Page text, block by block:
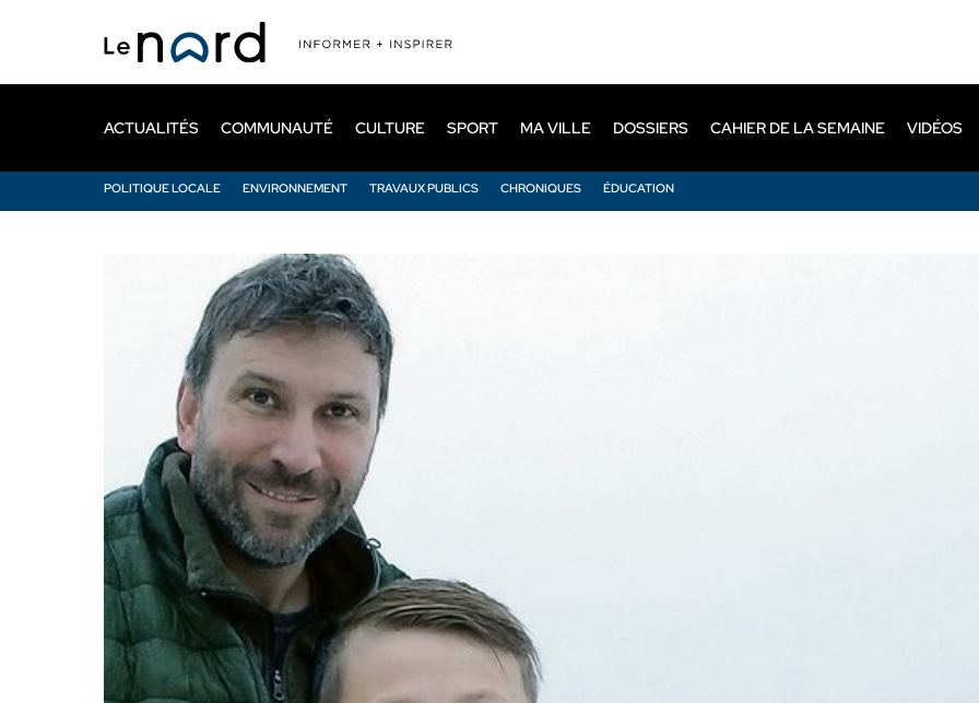
principal
ACTUALITÉS
POLITIQUE LOCALE ENVIRONNEMENT TRAVAUX PUBLICS CHRONIQUES ÉDUCATION
COMMUNAUTÉ CULTURE SPORT MA VILLE DOSSIERS CAHIER DE LA SEMAINE VIDÉOS